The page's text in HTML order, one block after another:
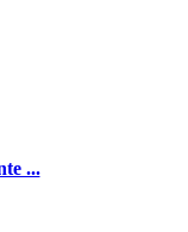
...